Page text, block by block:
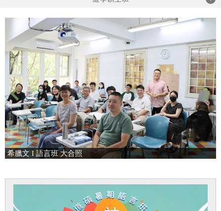
道學碩士班
宗旨
招生訊息
師資陣容
核心能力指標
課程規劃
課程表
活動花絮
希臘文 I 語言班 大合照